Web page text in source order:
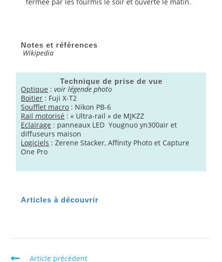
Notes et références
Wikipedia
Technique de prise de vue
Optique :voir légende photo
Boitier : Fuji X-T2
Soufflet macro : Nikon PB-6
Rail motorisé : « Ultra-rail » de MJKZZ
Eclairage : panneaux LED Yougnuo yn300air et
diffuseurs maison
Logiciels : Zerene Stacker, Affinity Photo et Capture
One Pro
Articles à découvrir
Article précédent